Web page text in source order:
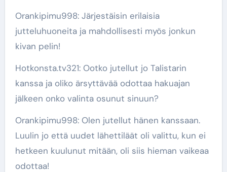
Orankipimu998: Järjestäisin erilaisia
jutteluhuoneita ja mahdollisesti myös jonkun
kivan pelin!
Hotkonsta.tv321: Ootko jutellut jo Talistarin
kanssa ja oliko ärsyttävää odottaa hakuajan
jälkeen onko valinta osunut sinuun?
Orankipimu998: Olen jutellut hänen kanssaan.
Luulin jo että uudet lähettiläät oli valittu, kun ei
hetkeen kuulunut mitään, oli siis hieman vaikeaa
odottaa!